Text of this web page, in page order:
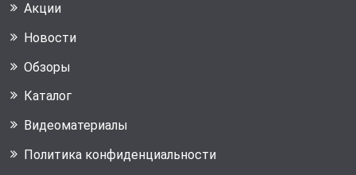
Акции
Новости
Обзоры
Каталог
Видеоматериалы
Политика конфиденциальности